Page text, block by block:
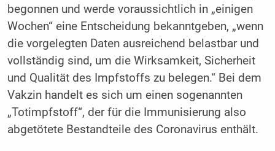
begonnen und werde voraussichtlich in „einigen
Wochen“ eine Entscheidung bekanntgeben, „wenn
die vorgelegten Daten ausreichend belastbar und
vollständig sind, um die Wirksamkeit, Sicherheit
und Qualität des Impfstoffs zu belegen.“ Bei dem
Vakzin handelt es sich um einen sogenannten
„Totimpfstoff“, der für die Immunisierung also
abgetötete Bestandteile des Coronavirus enthält.